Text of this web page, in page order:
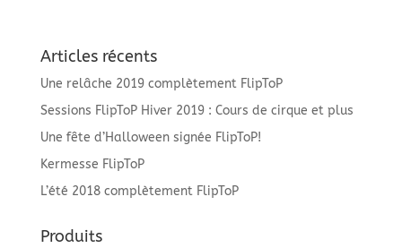
Articles récents
Une relâche 2019 complètement FlipToP
Sessions FlipToP Hiver 2019 : Cours de cirque et plus
Une fête d’Halloween signée FlipToP!
Kermesse FlipToP
L’été 2018 complètement FlipToP
Produits